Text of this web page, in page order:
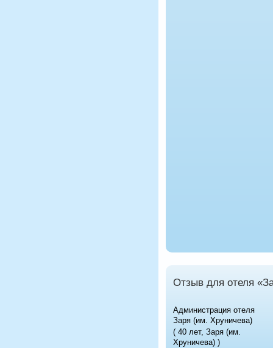
Отзыв для отеля
Администрация отеля
Заря (им. Хруничева)
( 40 лет, Заря (им.
Хруничева) )